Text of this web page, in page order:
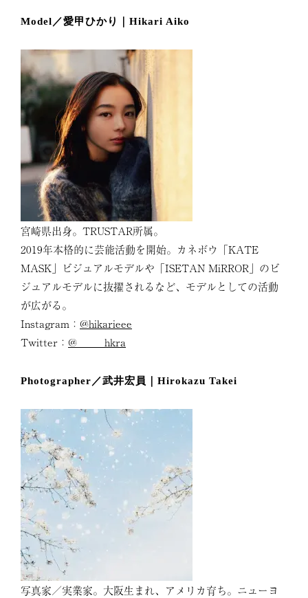
Model／愛甲ひかり｜Hikari Aiko
宮崎県出身。TRUSTAR所属。
2019年本格的に芸能活動を開始。カネボウ「KATE
MASK」ビジュアルモデルや「ISETAN MiRROR」のビ
ジュアルモデルに抜擢されるなど、モデルとしての活動
が広がる。
Instagram： @hikarieee
Twitter： @_____hkra
Photographer／武井宏員｜Hirokazu Takei
写真家／実業家。大阪生まれ、アメリカ育ち。ニューヨ